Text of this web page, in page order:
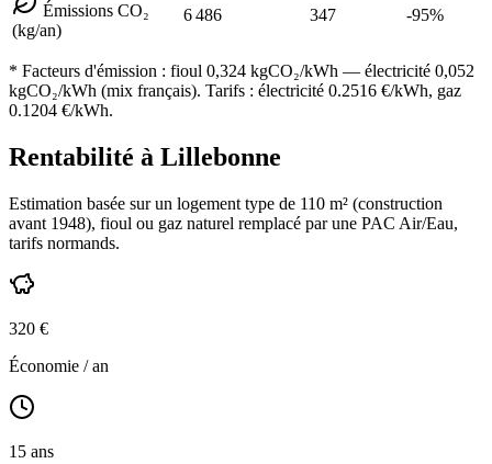
Émissions CO₂
(kg/an)
6 486 347 -95%
* Facteurs d'émission : fioul 0,324 kgCO₂/kWh — électricité 0,052
kgCO₂/kWh (mix français). Tarifs : électricité 0.2516 €/kWh, gaz
0.1204 €/kWh.
Rentabilité à Lillebonne
Estimation basée sur un logement type de 110 m² (construction
avant 1948), fioul ou gaz naturel remplacé par une PAC Air/Eau,
tarifs normands.
320 €
Économie / an
15 ans